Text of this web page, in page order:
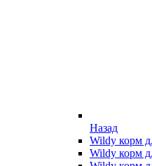
Назад
Wildy корм
Wildy корм